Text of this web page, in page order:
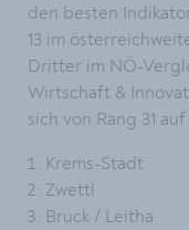
den besten
13 im
Dritter im NÖ-
Wirtschaft &
sich von Rang 31 auf
Krems-Stadt
Zwettl
Bruck / Leitha